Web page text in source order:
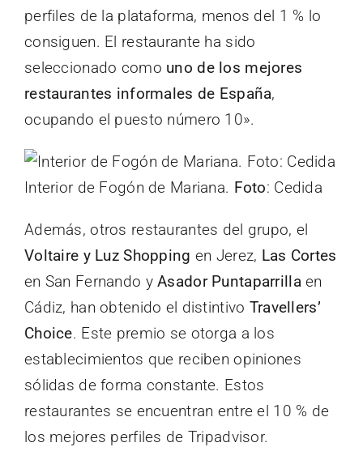
perfiles de la plataforma, menos del 1 % lo
consiguen. El restaurante ha sido
seleccionado como uno de los mejores
restaurantes informales de España,
ocupando el puesto número 10».
Interior de Fogón de Mariana. Foto: Cedida
Además, otros restaurantes del grupo, el
Voltaire y Luz Shopping en Jerez, Las Cortes
en San Fernando yAsador Puntaparrilla en
Cádiz, han obtenido el distintivo Travellers’
Choice. Este premio se otorga a los
establecimientos que reciben opiniones
sólidas de forma constante. Estos
restaurantes se encuentran entre el 10 % de
los mejores perfiles de Tripadvisor.